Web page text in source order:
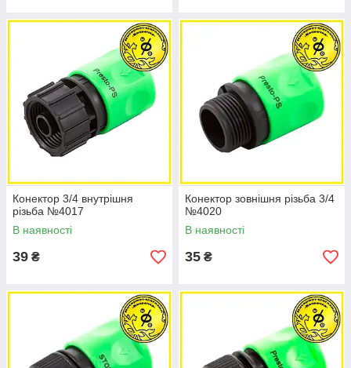
Конектор 3/4 внутрішня
різьба №4017
В наявності
39 ₴
Конектор зовнішня різьба 3/4
№4020
В наявності
35 ₴